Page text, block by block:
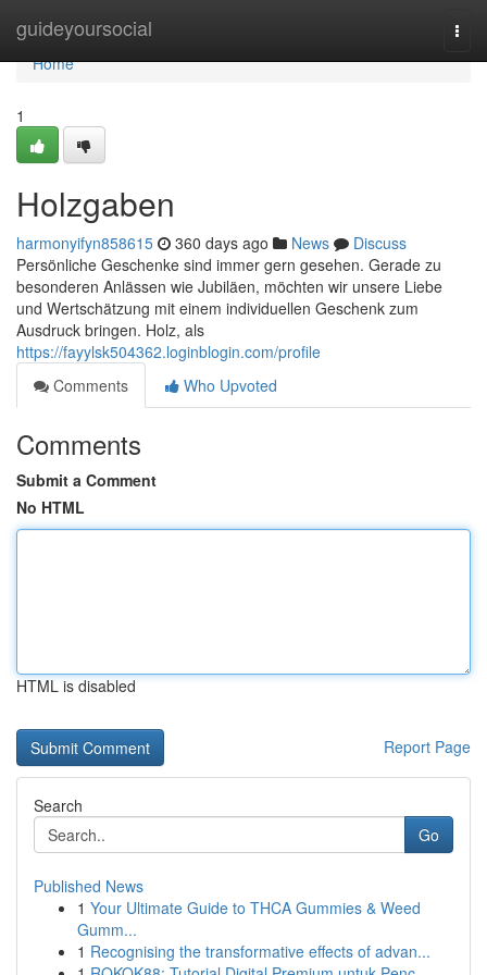
guideyoursocial
Home
Home
1
Holzgaben
harmonyifyn858615 360 days ago News
Discuss
Persönliche Geschenke sind immer gern gesehen. Gerade zu
besonderen Anlässen wie Jubiläen, möchten wir unsere Liebe
und Wertschätzung mit einem individuellen Geschenk zum
Ausdruck bringen. Holz, als
https://fayylsk504362.loginblogin.com/profile
Comments
Who Upvoted
Comments
Submit a Comment
No HTML
HTML is disabled
Report Page
Search
Go
Published News
1 Your Ultimate Guide to THCA Gummies & Weed
Gumm...
1 Recognising the transformative effects of advan...